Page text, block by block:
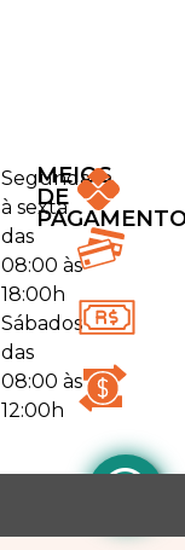
Segunda
à sexta
das
08:00 às
18:00h
Sábados
das
08:00 às
12:00h
MEIOS
DE